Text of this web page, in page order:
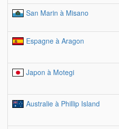
San Marin à Misano
Espagne à Aragon
Japon à Motegi
Australie à Phillip Island